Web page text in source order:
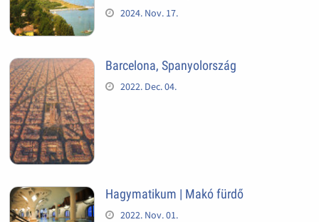
2024. Nov. 17.
Barcelona, Spanyolország
2022. Dec. 04.
Hagymatikum | Makó fürdő
2022. Nov. 01.